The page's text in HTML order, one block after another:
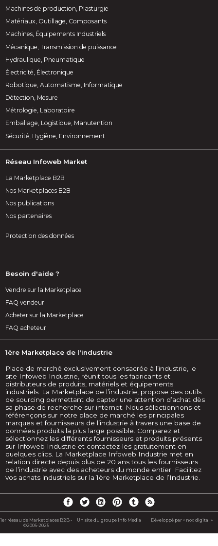
Machines de production, Plasturgie
Matériaux, Outillage, Composants
Machines, Équipements Industriels
Mécanique, Transmission de puissance
Hydraulique, Pneumatique
Électricité, Électronique
Robotique, Automatisme, Informatique
Détection, Mesure
Métrologie, Laboratoire
Emballage, Logistique, Manutention
Sécurité, Hygiène, Environnement
Réseau Infoweb Market
La Marketplace B2B
Nos Marketplaces B2B
Nos publications
Nos partenaires
Protection des données
Besoin d'aide ?
Vendre sur la Marketplace
FAQ vendeur
Acheter sur la Marketplace
FAQ acheteur
1ère Marketplace de l'industrie
Place de marché exclusivement consacrée à l’industrie, le
site Infoweb Industrie, réunit tous les fabricants et
distributeurs de produits, matériels et équipements
industriels. La Marketplace de l’industrie, propose des outils
de sourcing permettant de capter une attention d’achat dès
sa phase de recherche sur internet. Nous sélectionnons et
référençons sur notre place de marché les principales
marques et fournisseurs de l’industrie à travers une base de
données produits la plus large possible. Comparez et
sélectionnez les différents fournisseurs et produits présents
sur Infoweb Industrie et contactez-les gratuitement en
quelques clics. La Marketplace Infoweb Industrie met en
relation directe depuis plus de 20 ans tous les fournisseurs
de l’industrie avec des acheteurs du monde entier. Facilitez
vos achats industriels sur la 1ère Marketplace de l’Industrie.
1er réseau de Marketplaces B2B -
©2005-2025
Un site du groupe Info Media Développé par « nox digital »